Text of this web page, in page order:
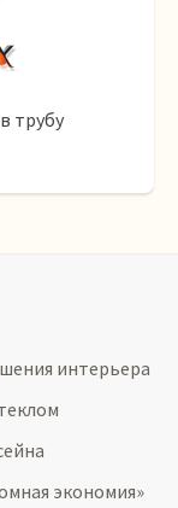
трубу
интерьера
экономия»